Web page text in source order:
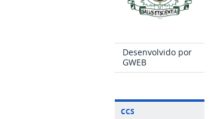
Desenvolvido por
GWEB
CCS